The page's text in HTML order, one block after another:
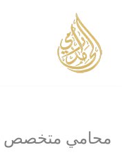
تخطى
إلى
محامي متخصص